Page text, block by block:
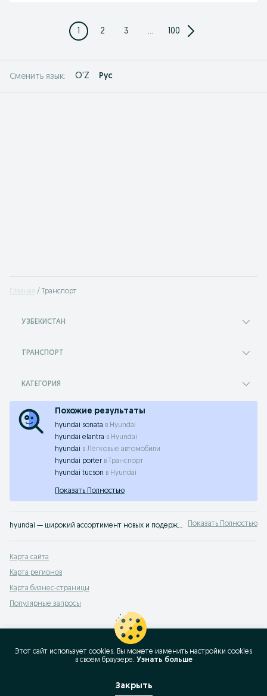
1 2 3 ... 100
Сменить язык: O'Z Рус
Главная Транспорт
УЗБЕКИСТАН
ТРАНСПОРТ
КАТЕГОРИЯ
Похожие результаты
hyundai sonata в Hyundai
hyundai elantra в Hyundai
hyundai в Легковые автомобили
hyundai porter в
Транспорт
hyundai tucson в Hyundai
Показать Полностью
hyundai — широкий ассортимент новых и подержанных транспортных средств в Узбекистане ✔️ Выгодные предложения и актуальные цены ⭐ Продавайте или покупайте транспорт легко с OLX.uz Показать Полностью
Карта сайта
Карта регионов
Карта бизнес-страницы
Популярные запросы
Этот сайт использует cookies. Вы можете изменить настройки cookies
в своeм браузере. Узнать больше
Закрыть